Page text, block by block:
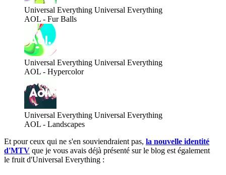
Universal Everything Universal Everything
AOL - Fur Balls
Universal Everything Universal Everything
AOL - Hypercolor
Universal Everything Universal Everything
AOL - Landscapes
Et pour ceux qui ne s'en souviendraient pas, la nouvelle identité
d'MTV que je vous avais déjà présenté sur le blog est également
le fruit d'Universal Everything :